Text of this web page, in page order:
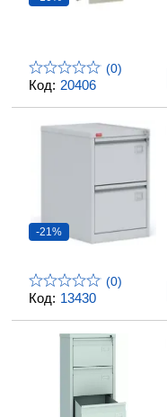
Код: 20406
(0)
Код: 13430
-21%
(0)